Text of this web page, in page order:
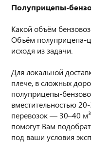
Полуприцепы-
Какой объём
Объём полуприцепа-
исходя из задачи.
Для локальной
плече, в сложных
полуприцепы-
вместительностью
перевозок — 30–40
помогут Вам
под ваши условия